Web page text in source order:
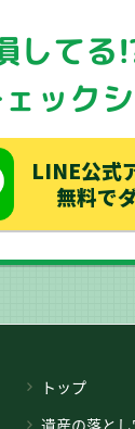
してる
ック
LINE公式
無料で
トップ
遺産の落とし